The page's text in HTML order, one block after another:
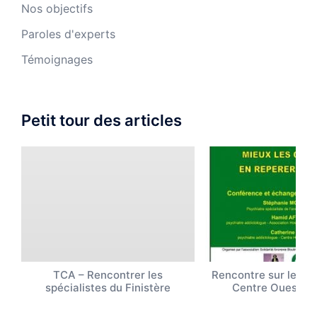
Nos objectifs
Paroles d'experts
Témoignages
Petit tour des articles
TCA – Rencontrer les
spécialistes du Finistère
Rencontre sur les
Centre Ouest